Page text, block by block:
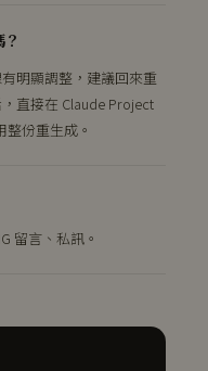
明顯調整，建議回來重
直接在 Claude Project
份重生成。
留言、私訊。